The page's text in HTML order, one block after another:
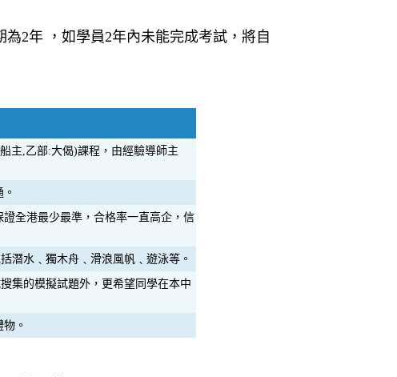
2年 ，如學員2年內未能完成考試，將自
主,乙部:大偈)課程，由經驗導師主
全港最少最準，合格率一直高企，信
潛水﹑獨木舟﹑滑浪風帆﹑遊泳等。
集的模擬試題外，更希望同學在本中
。